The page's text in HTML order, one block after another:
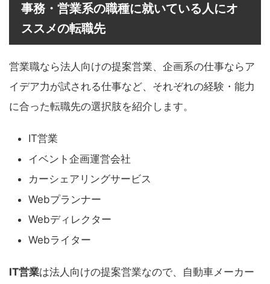
事務・営業系の職種に就いている人にオ
ススメの転職先
営業職なら法人向けの提案営業、企画系の仕事ならア
イデア力が試される仕事など、それぞれの経験・能力
に合った転職先の選択肢を紹介します。
IT営業
イベント企画運営会社
カーシェアリングサービス
Webプランナー
Webディレクター
Webライター
IT営業は法人向けの提案営業なので、自動車メーカー